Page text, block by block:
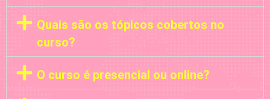
Quais são os tópicos cobertos no
curso?
O curso é presencial ou online?